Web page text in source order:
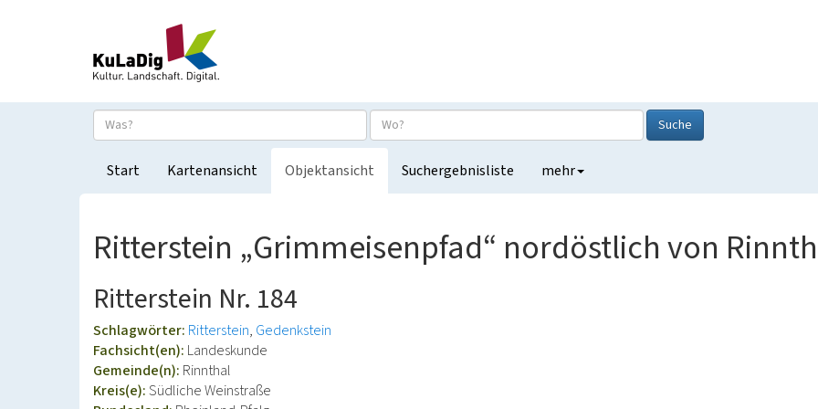
Suche
Start Kartenansicht Objektansicht Suchergebnisliste mehr
Ritterstein „Grimmeisenpfad“ nordöstlich von
Ritterstein Nr. 184
Schlagwörter: Ritterstein Gedenkstein
Fachsicht(en): Landeskunde
Gemeinde(n): Rinnthal
Kreis(e):Südliche Weinstraße